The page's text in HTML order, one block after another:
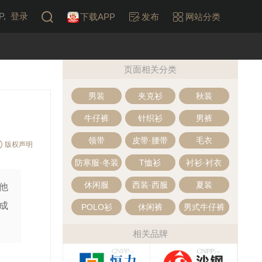
登录 下载APP 发布 网站分类
版权声明
页面相关分类
男装 夹克衫 秋装
牛仔裤 针织衫 男裤
领带 皮带·腰带 毛衣
防寒服·冬装 T恤衫 衬衫·衬衣
休闲服 西装·西服 夏装
POLO衫 休闲裤 男式牛仔裤
相关品牌